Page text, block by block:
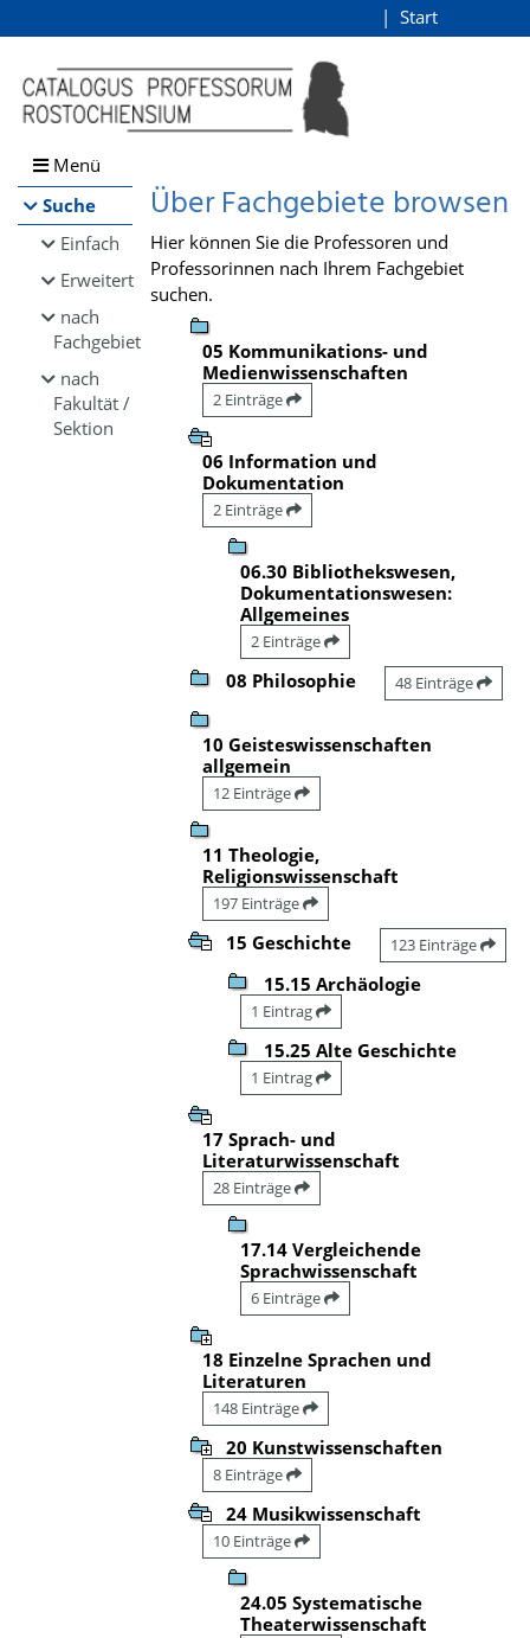
Browsen
direkt zum Inhalt
Start
Menü
Suche
Einfach
Erweitert
nach
Fachgebiet
nach
Fakultät /
Sektion
Über Fachgebiete browsen
Hier können Sie die Professoren und
Professorinnen nach Ihrem Fachgebiet
suchen.
05 Kommunikations- und
Medienwissenschaften
2 Einträge
06 Information und
Dokumentation
2 Einträge
06.30 Bibliothekswesen,
Dokumentationswesen:
Allgemeines
2 Einträge
08 Philosophie 48 Einträge
10 Geisteswissenschaften
allgemein
12 Einträge
11 Theologie,
Religionswissenschaft
197 Einträge
15 Geschichte 123 Einträge
15.15 Archäologie
1 Eintrag
15.25 Alte Geschichte
1 Eintrag
17 Sprach- und
Literaturwissenschaft
28 Einträge
17.14 Vergleichende
Sprachwissenschaft
6 Einträge
18 Einzelne Sprachen und
Literaturen
148 Einträge
20 Kunstwissenschaften
8 Einträge
24 Musikwissenschaft
10 Einträge
24.05 Systematische
Theaterwissenschaft